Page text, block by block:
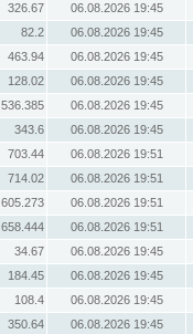
326.67
06.08.2026 19:45
82.2
06.08.2026 19:45
463.94
06.08.2026 19:45
128.02
06.08.2026 19:45
536.385
06.08.2026 19:45
343.6
06.08.2026 19:45
703.44
06.08.2026 19:51
714.02
06.08.2026 19:51
605.273
06.08.2026 19:51
658.444
06.08.2026 19:51
34.67
06.08.2026 19:45
184.45
06.08.2026 19:45
108.4
06.08.2026 19:45
350.64
06.08.2026 19:45